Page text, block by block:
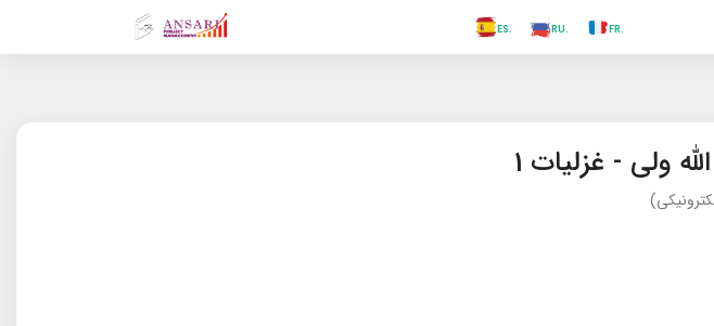
.RU
.ES
.TR
ولی - غزلیات 1